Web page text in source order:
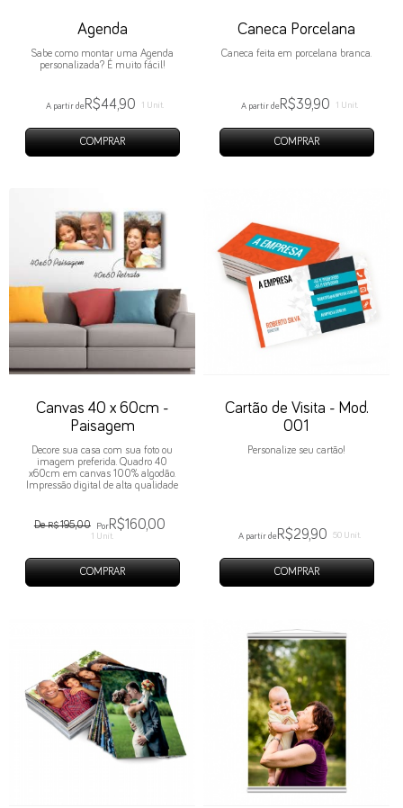
Agenda
Sabe como montar uma Agenda
personalizada? É muito fácil!
A partir de R$44,90 1 Unit.
COMPRAR
Caneca Porcelana
Caneca feita em porcelana branca.
A partir de R$39,90 1 Unit.
COMPRAR
Canvas 40 x 60cm -
Paisagem
Decore sua casa com sua foto ou
imagem preferida. Quadro 40
x60cm em canvas 100% algodão.
Impressão digital de alta qualidade
DeR$195,00 PorR$160,00
1 Unit.
COMPRAR
Cartão de Visita - Mod.
001
Personalize seu cartão!
A partir de R$29,90 50 Unit.
COMPRAR